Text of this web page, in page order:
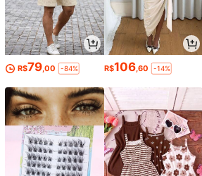
R$79,00 -84% R$106,60 -14%